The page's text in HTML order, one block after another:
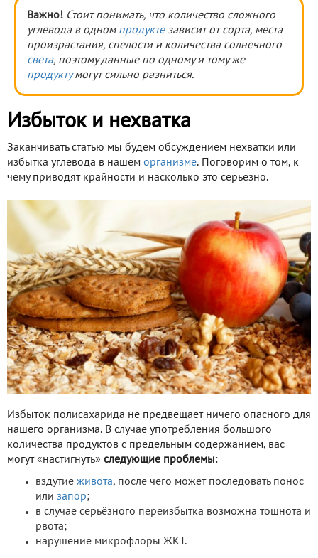
Важно! Стоит понимать, что количество сложного
углевода в одном продуктезависит от сорта, места
произрастания, спелости и количества солнечного
света, поэтому данные по одному и тому же
продуктумогут сильно разниться.
Избыток и нехватка
Заканчивать статью мы будем обсуждением нехватки или
избытка углевода в нашем организме. Поговорим о том, к
чему приводят крайности и насколько это серьёзно.
Избыток полисахарида не предвещает ничего опасного для
нашего организма. В случае употребления большого
количества продуктов с предельным содержанием, вас
могут «настигнуть» следующие проблемы:
вздутие живота, после чего может последовать понос
или запор;
в случае серьёзного переизбытка возможна тошнота и
рвота;
нарушение микрофлоры ЖКТ.